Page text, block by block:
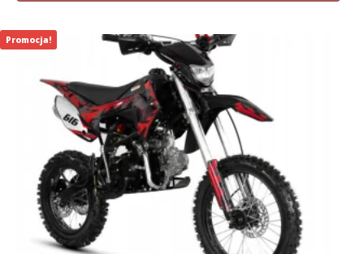
999,00 zł.
799,00 zł.
Promocja!